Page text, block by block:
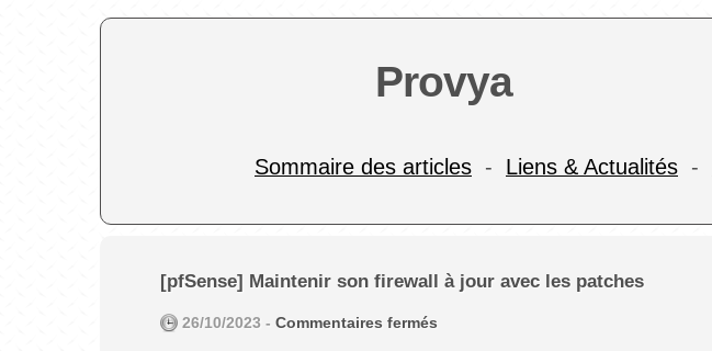
Provya
Sommaire des articles - Liens & Actualités -
[pfSense] Maintenir son firewall à jour avec les patches
26/10/2023 - Commentaires fermés